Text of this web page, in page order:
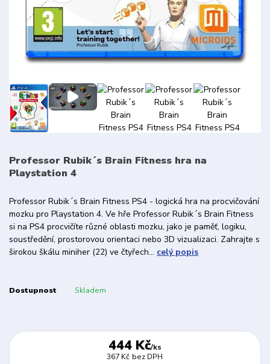
Professor Rubik´s Brain Fitness hra na
Playstation 4
Professor Rubik´s Brain Fitness PS4 - logická hra na procvičování
mozku pro Playstation 4. Ve hře Professor Rubik´s Brain Fitness
si na PS4 procvičíte různé oblasti mozku, jako je paměť, logiku,
soustředění, prostorovou orientaci nebo 3D vizualizaci. Zahrajte s
širokou škálu miniher (22) ve čtyřech... celý popis
Dostupnost Skladem
444 Kč/ks
367 Kč bez DPH